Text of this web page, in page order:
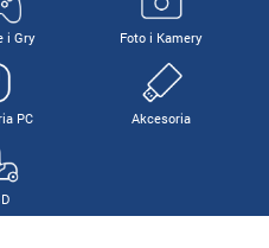
i Gry Foto i Kamery
PC Akcesoria